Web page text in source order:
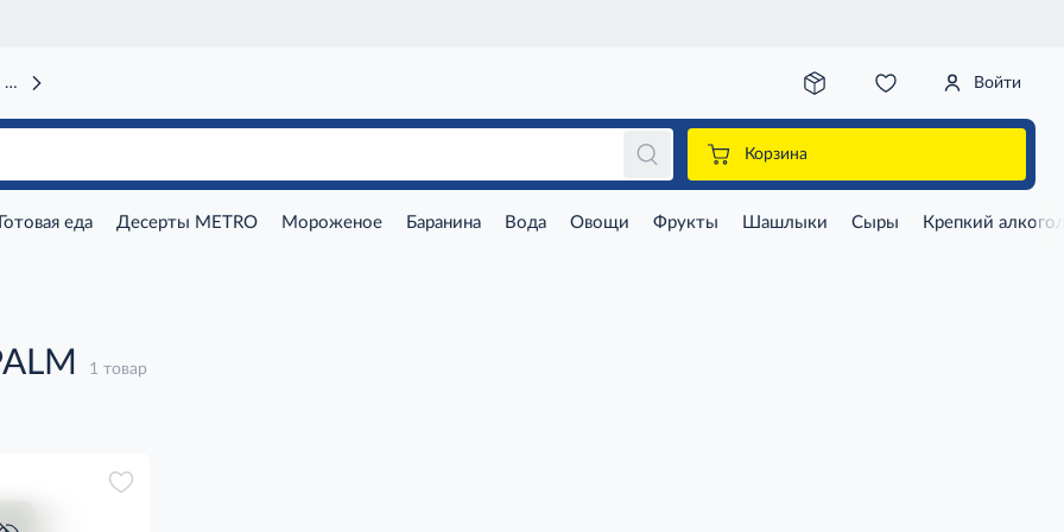
Войти
Корзина
еда Десерты METRO Мороженое Баранина Вода Овощи Фрукты Шашлыки Сыры Крепкий
1 товар